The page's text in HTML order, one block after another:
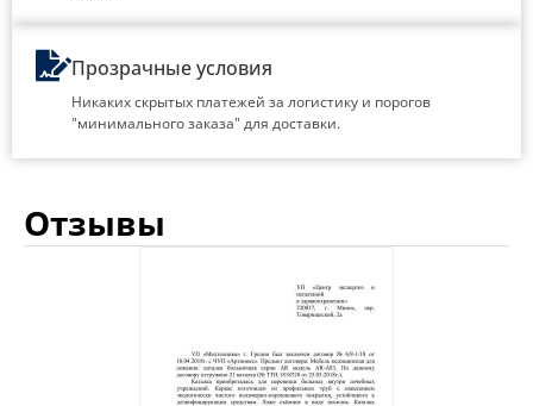
Прозрачные условия
Никаких скрытых платежей за логистику и порогов
"минимального заказа" для доставки.
Отзывы